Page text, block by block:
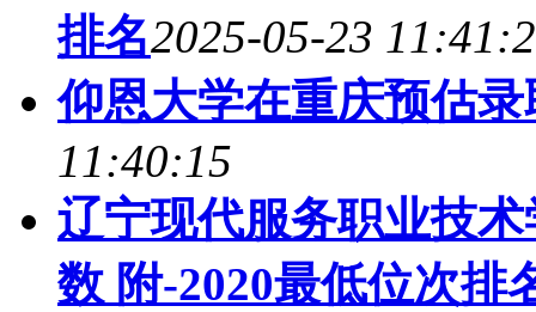
排名2025-05-23
仰恩大学在重庆预估
11:40:15
辽宁现代服务职业技
数 附-2020最低位次排